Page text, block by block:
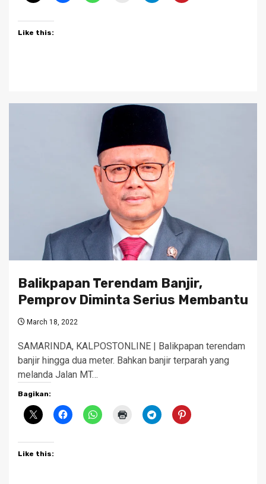
Like this:
Balikpapan Terendam Banjir,
Pemprov Diminta Serius Membantu
March 18, 2022
SAMARINDA, KALPOSTONLINE | Balikpapan terendam
banjir hingga dua meter. Bahkan banjir terparah yang
melanda Jalan MT…
Bagikan:
Like this: